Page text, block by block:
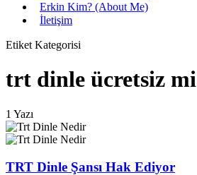
Erkin Kim? (About Me)
İletişim
Etiket Kategorisi
trt dinle ücretsiz mi
1 Yazı
TRT Dinle Şansı Hak Ediyor